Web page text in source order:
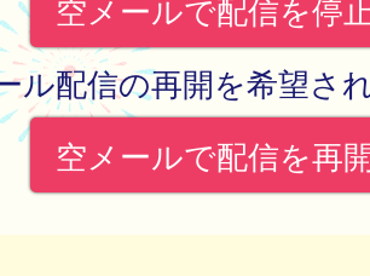
空メールで配信を停
ル配信の再開を希望さ
空メールで配信を再